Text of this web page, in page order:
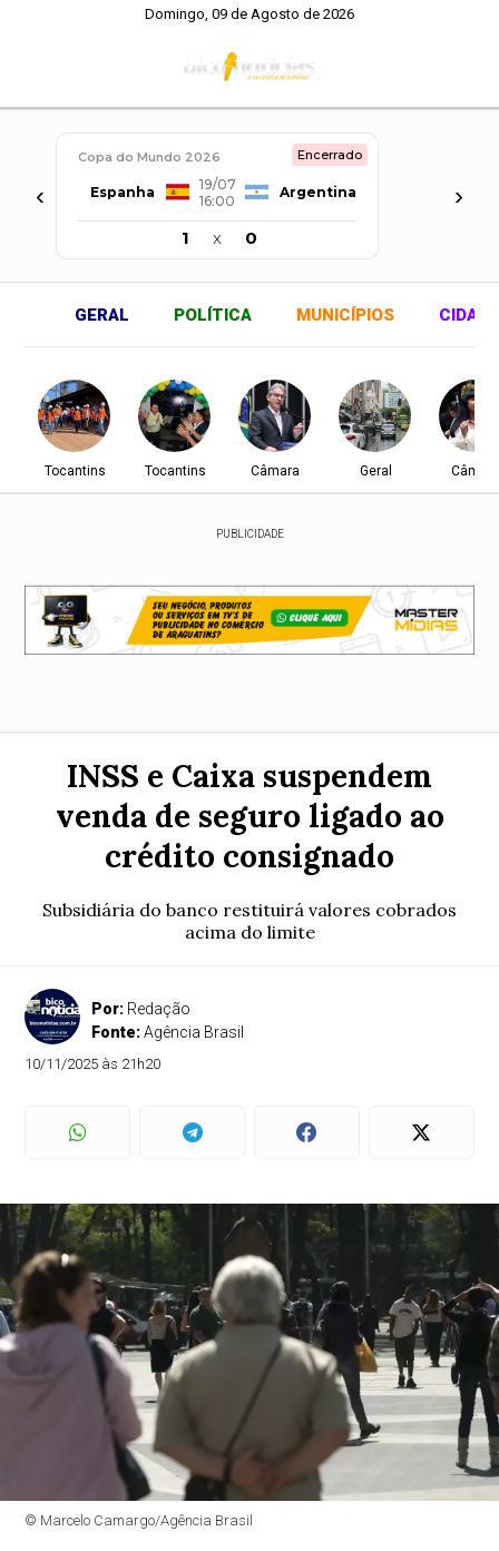
Domingo, 09 de Agosto de 2026
‹
Copa do Mundo 2026 Encerrado
Espanha
19/07
16:00
Argentina
1 x 0
›
GERAL POLÍTICA MUNICÍPIOS
Tocantins Tocantins Câmara Geral
PUBLICIDADE
INSS e Caixa suspendem
venda de seguro ligado ao
crédito consignado
Subsidiária do banco restituirá valores cobrados
acima do limite
Por: Redação
Fonte:Agência Brasil
10/11/2025 às 21h20
© Marcelo Camargo/Agência Brasil